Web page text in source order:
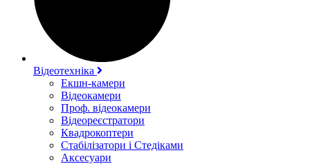
Відеотехніка
Екшн-камери
Відеокамери
Проф. відеокамери
Відеореєстратори
Квадрокоптери
Стабілізатори і Стедіками
Аксесуари